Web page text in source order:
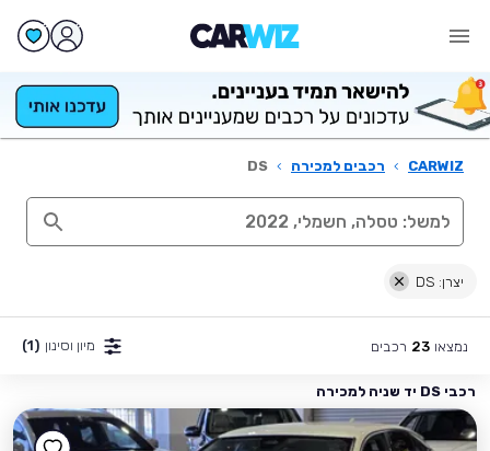
CARWIZ
› רכבים למכירה ›
DS
יצרן: DS
נמצאו 23 רכבים מיון וסינון (1)
רכבי DS יד שניה למכירה